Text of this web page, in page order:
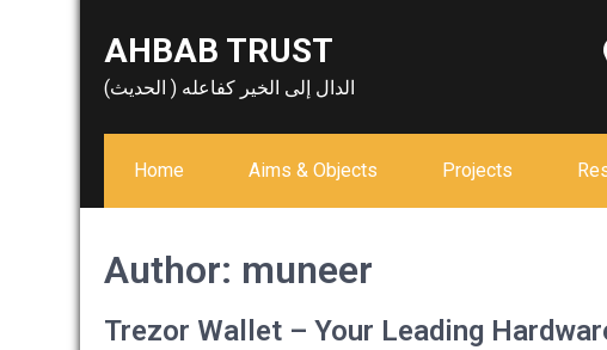
AHBAB TRUST
الدال إلى الخير كفاعله ( الحديث)
Home Aims & Objects Projects
Author: muneer
Trezor Wallet – Your Leading